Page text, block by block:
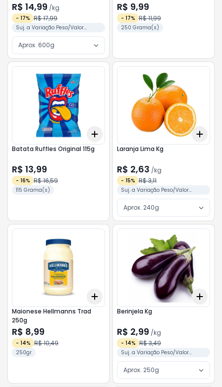
R$ 14,99 /kg
- 17% R$ 17,99
Suj. a Variação Peso/Valor
Conforme Separação
Aprox. 600g
R$ 9,99
- 17% R$ 11,99
250 Grama(s)
10
Add
Batata Ruffles Original 115g
R$ 13,99
- 16% R$ 16,59
115 Grama(s)
Add
Laranja Lima Kg
R$ 2,63 /kg
- 15% R$ 3,11
Suj. a Variação Peso/Valor
Conforme Separação
Aprox. 240g
Add
Maionese Hellmanns Trad
250g
R$ 8,99
- 14% R$ 10,49
250gr
Add
Berinjela Kg
R$ 2,99 /kg
- 14% R$ 3,49
Suj. a Variação Peso/Valor
Conforme Separação
Aprox. 250g